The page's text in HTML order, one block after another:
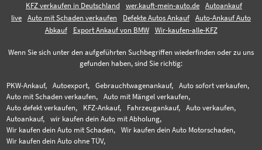
KFZ verkaufen in Deutschland wer.kauft-mein-auto.de
Autoankauf
live
Auto mit Schaden verkaufen Defekte Autos Ankauf
Auto-Ankauf Auto
Abkauf
Export Ankauf von BMW Wir-kaufen-alle-KFZ
Wenn Sie sich unter den aufgeführten Suchbegriffen wiederfinden oder zu uns
gefunden haben, sind Sie richtig:
PKW-Ankauf, Autoexport, Gebrauchtwagenankauf,
Auto sofort verkaufen,
Auto mit Schaden verkaufen,
Auto mit Mängel verkaufen,
Auto defekt verkaufen,
KFZ-Ankauf, Fahrzeugankauf,
Auto verkaufen,
Autoankauf,
wir kaufen dein Auto mit Abholung,
Wir kaufen dein Auto mit Schaden,
Wir kaufen dein Auto Motorschaden,
Wir kaufen dein Auto ohne TÜV,